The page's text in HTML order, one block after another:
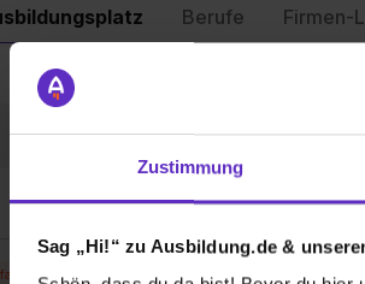
Zustimmung
Sag „Hi!“ zu Ausbildung.de &
Berufe Firmen-